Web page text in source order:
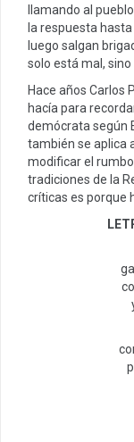
llamando al
la respuesta
luego salgan
solo está mal,
Hace años Carlos
hacía para
demócrata según
también se aplica
modificar el
tradiciones de la
críticas es porque